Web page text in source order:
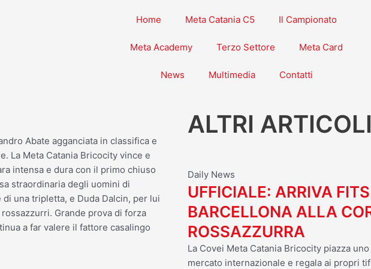
Home Meta Catania C5 Il Campionato
Meta Academy Terzo Settore Meta Card
News Multimedia Contatti
Abate agganciata in classifica e
La Meta Catania Bricocity vince e
intensa e dura con il primo chiuso
straordinaria degli uomini di
una tripletta, e Duda Dalcin, per lui
Grande prova di forza
a far valere il fattore casalingo
ALTRI ARTICOLI
Daily News
UFFICIALE: ARRIVA
BARCELLONA ALLA
ROSSAZZURRA
La Covei Meta Catania Bricocity piazza
mercato internazionale e regala ai propri